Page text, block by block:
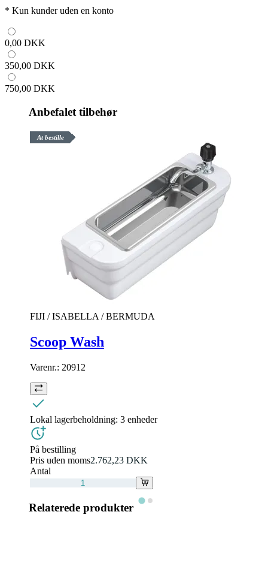
* Kun kunder uden en konto
0,00 DKK
350,00 DKK
750,00 DKK
Anbefalet tilbehør
At bestille
FIJI / ISABELLA / BERMUDA
Scoop Wash
Varenr.: 20912
Lokal lagerbeholdning: 3 enheder
På bestilling
Pris uden moms2.762,23 DKK
Antal
Relaterede produkter